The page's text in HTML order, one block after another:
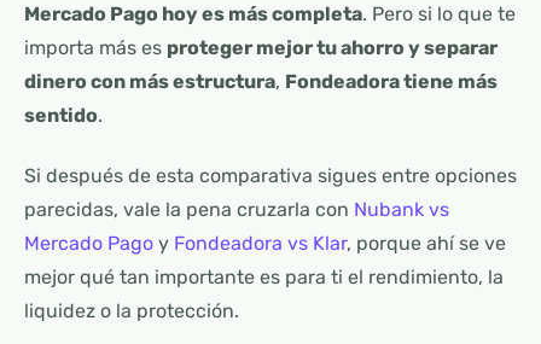
Mercado Pago hoy es más completa. Pero si lo que te
importa más es proteger mejor tu ahorro y separar
dinero con más estructura, Fondeadora tiene más
sentido.
Si después de esta comparativa sigues entre opciones
parecidas, vale la pena cruzarla con Nubank vs
Mercado Pago y Fondeadora vs Klar, porque ahí se ve
mejor qué tan importante es para ti el rendimiento, la
liquidez o la protección.